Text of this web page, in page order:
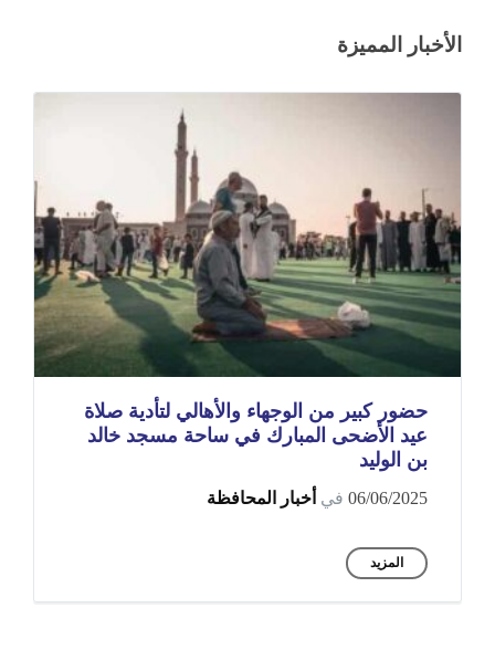
الأخبار المميزة
حضور كبير من الوجهاء والأهالي لتأدية صلاة
عيد الأضحى المبارك في ساحة مسجد خالد
بن الوليد
06/06/2025 في أخبار المحافظة
المزيد